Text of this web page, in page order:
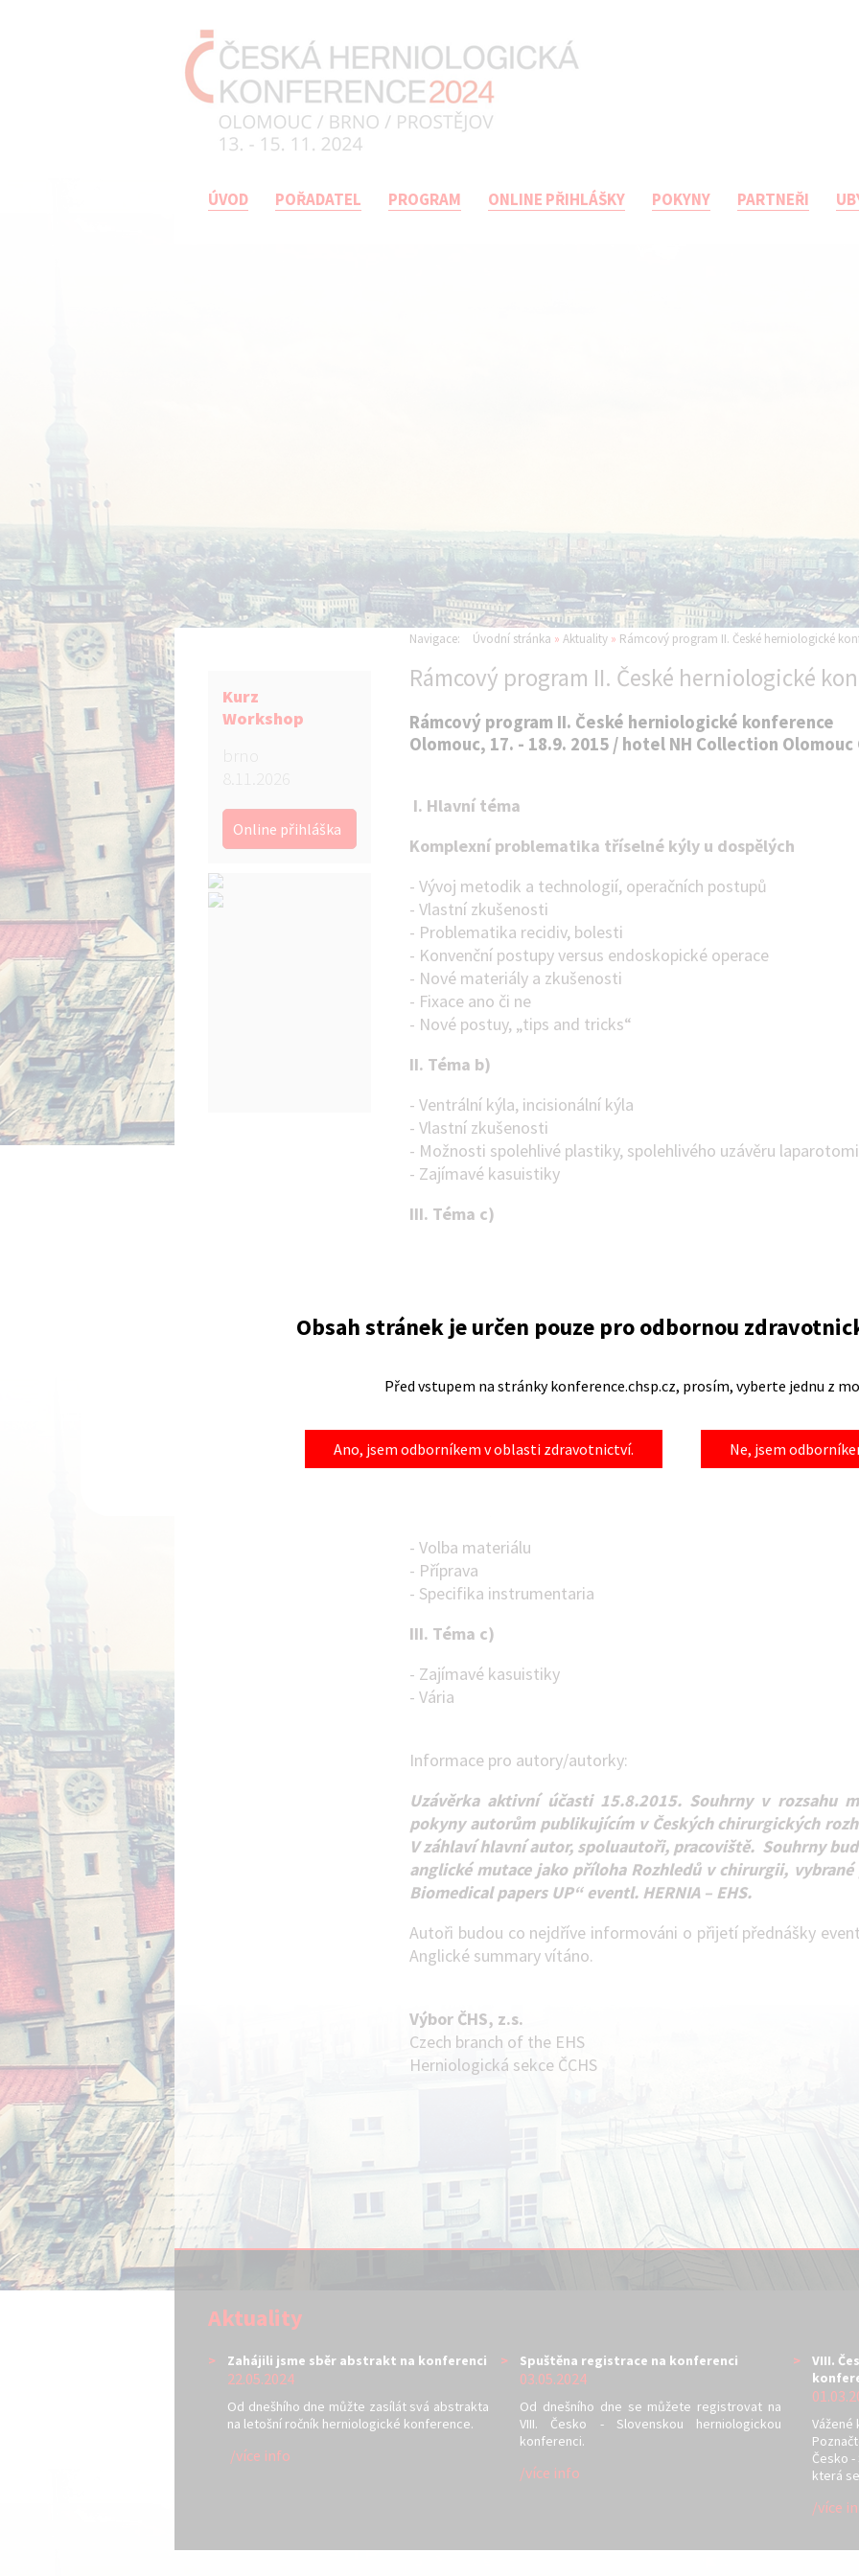
ÚVOD POŘADATEL PROGRAM ONLINE PŘIHLÁŠKY POKYNY PARTNEŘI
Kurz
Workshop
Online přihláška
Navigace: Úvodní stránka » Aktuality » Rámcový program II. České herniologické
Rámcový program II. České herniologické
Rámcový program II. České herniologické konference
Olomouc, 17. - 18.9. 2015 / hotel NH Collection Olomouc
I. Hlavní téma
Komplexní problematika tříselné kýly u dospělých
- Vývoj metodik a technologií, operačních postupů
- Vlastní zkušenosti
- Problematika recidiv, bolesti
- Konvenční postupy versus endoskopické operace
- Nové materiály a zkušenosti
- Fixace ano či ne
- Nové postuy, „tips and tricks“
II. Téma b)
- Ventrální kýla, incisionální kýla
- Vlastní zkušenosti
- Možnosti spolehlivé plastiky, spolehlivého uzávěru
- Zajímavé kasuistiky
III. Téma c)
Rámcový program-nelékařské obory/sestry:
I.Téma a)
- „follow up nemocných“
- Perioperační péče, zvláštnosti u jednotlivých typů hernií
- Volba materiálu
- Příprava
- Specifika instrumentaria
III. Téma c)
- Zajímavé kasuistiky
- Vária
Informace pro autory/autorky:
Uzávěrka aktivní účasti 15.8.2015. Souhrny v rozsahu
pokyny autorům publikujícím v Českých chirurgických
V záhlaví hlavní autor, spoluautoři, pracoviště. Souhrny
anglické mutace jako příloha Rozhledů v chirurgii, vybrané
Biomedical papers UP“ eventl. HERNIA – EHS.
Autoři budou co nejdříve informováni o přijetí přednášky
Anglické summary vítáno.
Výbor ČHS, z.s.
Czech branch of the EHS
Herniologická sekce ČCHS
Aktuality
Zahájili jsme sběr abstrakt na konferenci
22.05.2024
Od dnešhího dne můžte zasílát svá abstrakta
na letošní ročník herniologické konference.
/více info
Spuštěna registrace na konferenci
03.05.2024
Od dnešního dne se můžete registrovat na
VIII. Česko - Slovenskou herniologickou
konferenci.
/více info
VIII.
Vážené
Česko
která
/více
Obsah stránek je určen pouze pro odbornou
Před vstupem na stránky konference.chsp.cz, prosím, vyberte jednu z
Ano, jsem odborníkem v oblasti zdravotnictví. Ne, jsem